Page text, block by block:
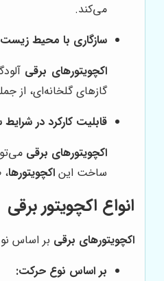
می‌کند.
سازگاری با محیط
اکچویتورهای برقی
گازهای گلخانه‌ای، از
قابلیت کارکرد در
اکچویتورهای برقی
ساخت این اکچویتورها
انواع اکچویتور برقی
اکچویتورهای برقی بر اساس
بر اساس نوع حرکت: